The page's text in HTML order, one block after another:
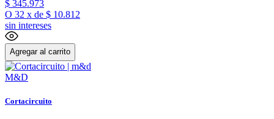
$ 345.973
O 32 x de $ 10.812
sin intereses
Agregar al carrito
M&D
Cortacircuito